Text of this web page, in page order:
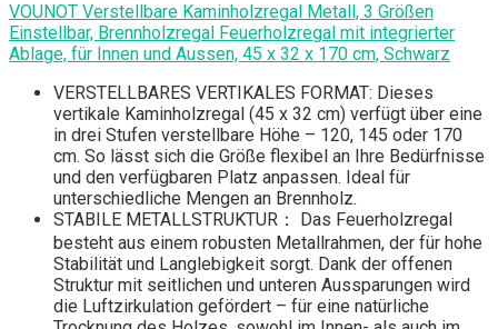
VOUNOT Verstellbare Kaminholzregal Metall, 3 Größen
Einstellbar, Brennholzregal Feuerholzregal mit integrierter
Ablage, für Innen und Aussen, 45 x 32 x 170 cm, Schwarz
VERSTELLBARES VERTIKALES FORMAT: Dieses
vertikale Kaminholzregal (45 x 32 cm) verfügt über eine
in drei Stufen verstellbare Höhe – 120, 145 oder 170
cm. So lässt sich die Größe flexibel an Ihre Bedürfnisse
und den verfügbaren Platz anpassen. Ideal für
unterschiedliche Mengen an Brennholz.
STABILE METALLSTRUKTUR： Das Feuerholzregal
besteht aus einem robusten Metallrahmen, der für hohe
Stabilität und Langlebigkeit sorgt. Dank der offenen
Struktur mit seitlichen und unteren Aussparungen wird
die Luftzirkulation gefördert – für eine natürliche